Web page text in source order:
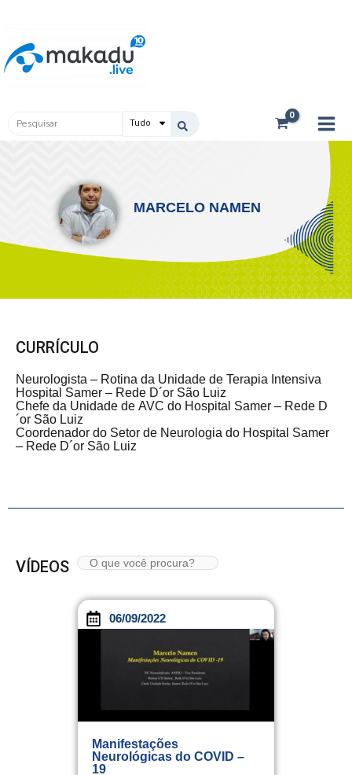
conteúdo
Pesquisar
MARCELO NAMEN
CURRÍCULO
Neurologista – Rotina da Unidade de Terapia Intensiva
Hospital Samer – Rede D´or São Luiz
Chefe da Unidade de AVC do Hospital Samer – Rede D
´or São Luiz
Coordenador do Setor de Neurologia do Hospital Samer
– Rede D´or São Luiz
VÍDEOS
06/09/2022
Manifestações
Neurológicas do COVID –
19